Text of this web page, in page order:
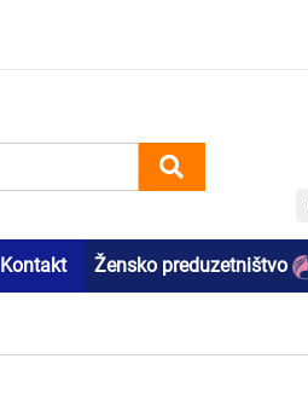
Kontakt Žensko preduzetništvo